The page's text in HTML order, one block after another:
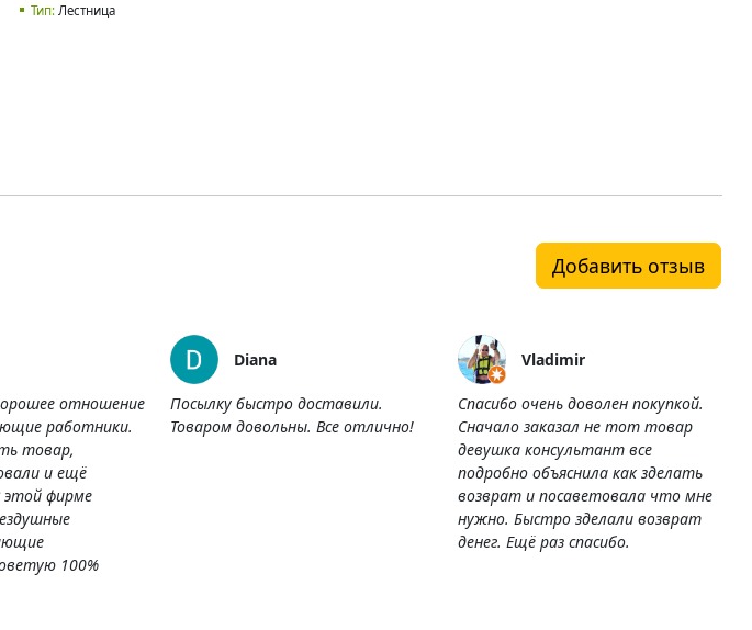
Тип: Лестница
Добавить отзыв
отношение
работники.
товар,
и ещё
этой фирме
100%
Diana
Посылку быстро доставили.
Товаром довольны. Все отлично!
Vladimir
Спасибо очень доволен покупкой.
Сначало заказал не тот товар
девушка консультант все
подробно объяснила как зделать
возврат и посаветовала что мне
нужно. Быстро зделали возврат
денег. Ещё раз спасибо.